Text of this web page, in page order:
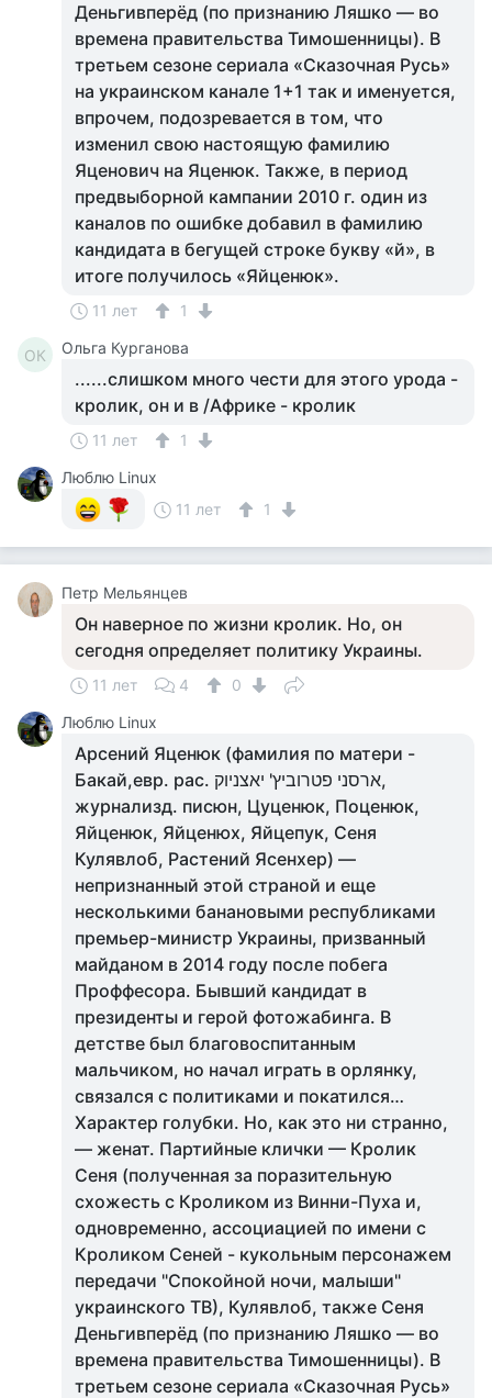
Деньгивперёд (по признанию Ляшко — во
времена правительства Тимошенницы). В
третьем сезоне сериала «Сказочная Русь»
на украинском канале 1+1 так и именуется,
впрочем, подозревается в том, что
изменил свою настоящую фамилию
Яценович на Яценюк. Также, в период
предвыборной кампании 2010 г. один из
каналов по ошибке добавил в фамилию
кандидата в бегущей строке букву «й», в
итоге получилось «Яйценюк».
11 лет 1
ОК Ольга Курганова
......слишком много чести для этого урода -
кролик, он и в /Африке - кролик
11 лет
1
Люблю Linux
11 лет
1
Петр Мельянцев
Он наверное по жизни кролик. Но, он
сегодня определяет политику Украины.
11 лет 4
0
Люблю Linux
Арсений Яценюк (фамилия по матери -
Бакай,евр. рас. ארסני פטרוביץ' יאצניוק,
журнализд. писюн, Цуценюк, Поценюк,
Яйценюк, Яйценюх, Яйцепук, Сеня
Кулявлоб, Растений Ясенхер) —
непризнанный этой страной и еще
несколькими банановыми республиками
премьер-министр Украины, призванный
майданом в 2014 году после побега
Проффесора. Бывший кандидат в
президенты и герой фотожабинга. В
детстве был благовоспитанным
мальчиком, но начал играть в орлянку,
связался с политиками и покатился…
Характер голубки. Но, как это ни странно,
— женат. Партийные клички — Кролик
Сеня (полученная за поразительную
схожесть с Кроликом из Винни-Пуха и,
одновременно, ассоциацией по имени с
Кроликом Сеней - кукольным персонажем
передачи "Спокойной ночи, малыши"
украинского ТВ), Кулявлоб, также Сеня
Деньгивперёд (по признанию Ляшко — во
времена правительства Тимошенницы). В
третьем сезоне сериала «Сказочная Русь»